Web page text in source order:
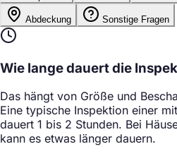
Abdeckung Sonstige Fragen
Wie lange dauert die
Das hängt von Größe und
Eine typische Inspektion einer
dauert 1 bis 2 Stunden. Bei
kann es etwas länger dauern.